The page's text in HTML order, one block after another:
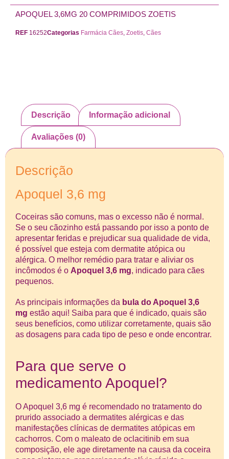
APOQUEL 3,6MG 20 COMPRIMIDOS ZOETIS
REF 16252Categorias Farmácia Cães Zoetis Cães
Descrição Informação adicional
Avaliações (0)
Descrição
Apoquel 3,6 mg
Coceiras são comuns, mas o excesso não é normal.
Se o seu cãozinho está passando por isso a ponto de
apresentar feridas e prejudicar sua qualidade de vida,
é possível que esteja com dermatite atópica ou
alérgica. O melhor remédio para tratar e aliviar os
incômodos é o Apoquel 3,6 mg, indicado para cães
pequenos.
As principais informações da bula do Apoquel 3,6
mg estão aqui! Saiba para que é indicado, quais são
seus benefícios, como utilizar corretamente, quais são
as dosagens para cada tipo de peso e onde encontrar.
Para que serve o
medicamento Apoquel?
O Apoquel 3,6 mg é recomendado no tratamento do
prurido associado a dermatites alérgicas e das
manifestações clínicas de dermatites atópicas em
cachorros. Com o maleato de oclacitinib em sua
composição, ele age diretamente na causa da coceira